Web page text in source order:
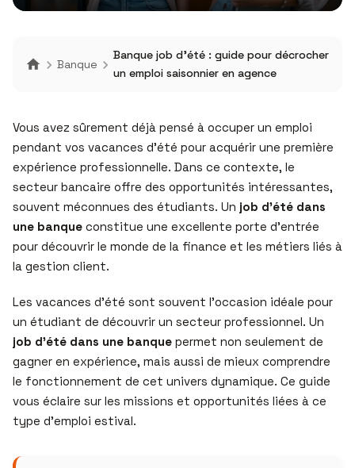
Banque
Banque job d’été : guide pour décrocher
un emploi saisonnier en agence
Vous avez sûrement déjà pensé à occuper un emploi
pendant vos vacances d’été pour acquérir une première
expérience professionnelle. Dans ce contexte, le
secteur bancaire offre des opportunités intéressantes,
souvent méconnues des étudiants. Un job d’été dans
une banque constitue une excellente porte d’entrée
pour découvrir le monde de la finance et les métiers liés à
la gestion client.
Les vacances d’été sont souvent l’occasion idéale pour
un étudiant de découvrir un secteur professionnel. Un
job d’été dans une banque permet non seulement de
gagner en expérience, mais aussi de mieux comprendre
le fonctionnement de cet univers dynamique. Ce guide
vous éclaire sur les missions et opportunités liées à ce
type d’emploi estival.